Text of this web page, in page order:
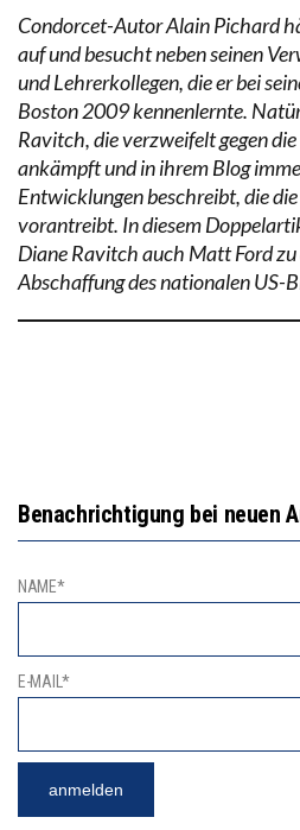
Condorcet-Autor Alain Pichard
auf und besucht neben seinen
und Lehrerkollegen, die er bei
Boston 2009 kennenlernte.
Ravitch, die verzweifelt gegen
ankämpft und in ihrem Blog
Entwicklungen beschreibt, die
vorantreibt. In diesem
Diane Ravitch auch Matt Ford
Abschaffung des nationalen US-
Benachrichtigung bei neuen
NAME*
E-MAIL*